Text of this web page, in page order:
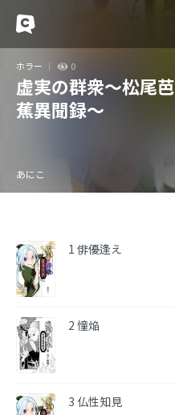
ホラー 0
虚実の群衆～松尾芭
蕉異聞録～
あにこ
1 俳優逢え
2 憧焔
3 仏性知見